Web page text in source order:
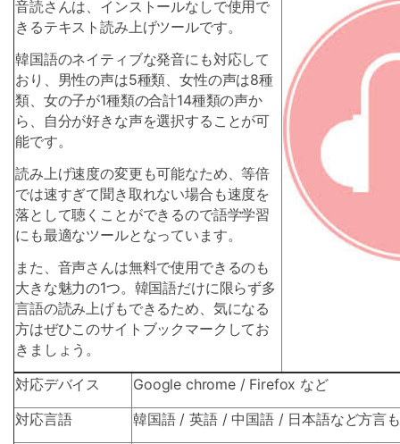
音読さんは、インストールなしで使用で
きるテキスト読み上げツールです。
韓国語のネイティブな発音にも対応して
おり、男性の声は5種類、女性の声は8種
類、女の子が1種類の合計14種類の声か
ら、自分が好きな声を選択することが可
能です。
読み上げ速度の変更も可能なため、等倍
では速すぎて聞き取れない場合も速度を
落として聴くことができるので語学学習
にも最適なツールとなっています。
また、音声さんは無料で使用できるのも
大きな魅力の1つ。韓国語だけに限らず多
言語の読み上げもできるため、気になる
方はぜひこのサイトブックマークしてお
きましょう。
対応デバイス
Google chrome / Firefox など
対応言語
韓国語 / 英語 / 中国語 / 日本語など方言